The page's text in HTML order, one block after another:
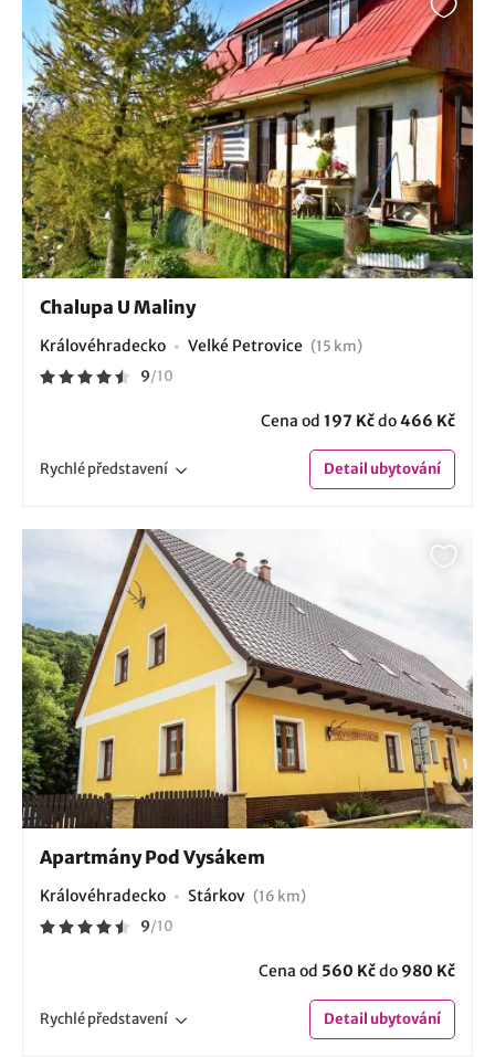
Chalupa U Maliny
Královéhradecko Velké Petrovice (15 km)
9/10
Cena od 197 Kčdo466 Kč
Rychlépředstavení Detailubytování
Apartmány Pod Vysákem
Královéhradecko Stárkov (16 km)
9/10
Cena od 560 Kčdo 980 Kč
Rychlépředstavení Detailubytování